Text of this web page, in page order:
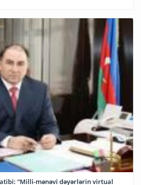
“Milli-mənəvi dəyərlərin virtual